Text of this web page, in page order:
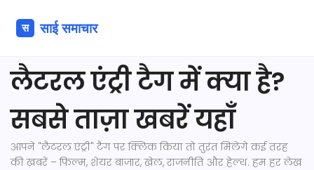
लैटरल एंट्री टैग में क्या है?
सबसे ताज़ा खबरें यहाँ
आपने "लैटरल एंट्री" टैग पर क्लिक किया तो तुरंत मिलेंगे कई तरह
की ख़बरें – फ़िल्म, शेयर बाजार, खेल, राजनीति और हेल्थ. हम हर लेख